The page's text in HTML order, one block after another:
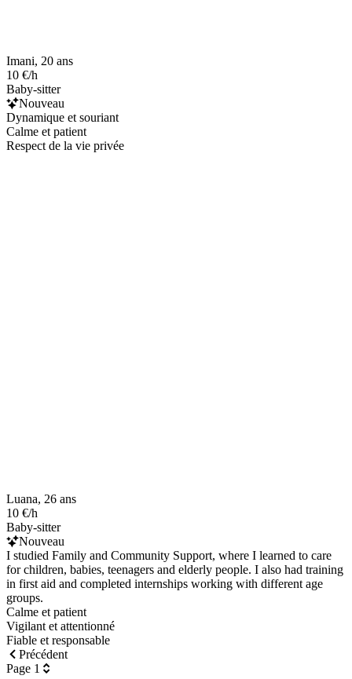
Imani, 20 ans
10 €/h
Baby-sitter
Nouveau
Dynamique et souriant
Calme et patient
Respect de la vie privée
Luana, 26 ans
10 €/h
Baby-sitter
Nouveau
I studied Family and Community Support, where I learned to care
for children, babies, teenagers and elderly people. I also had training
in first aid and completed internships working with different age
groups.
Calme et patient
Vigilant et attentionné
Fiable et responsable
Précédent
Page 1